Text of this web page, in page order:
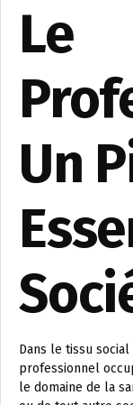
Le
Un
Dans le tissu
professionnel
le domaine de la